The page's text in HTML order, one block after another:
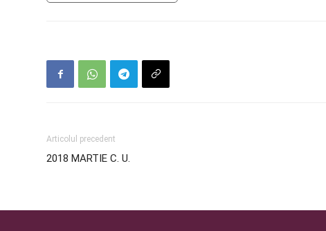
Articolul precedent
2018 MARTIE C. U.